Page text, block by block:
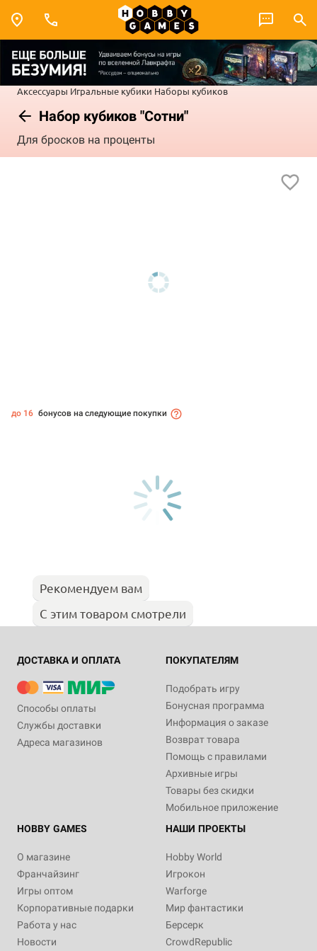
Аксессуары Игральные кубики Наборы кубиков
Набор кубиков "Сотни"
Для бросков на проценты
до 16 бонусов на следующие покупки
Рекомендуем вам
С этим товаром смотрели
ДОСТАВКА И ОПЛАТА
Способы оплаты
Службы доставки
Адреса магазинов
ПОКУПАТЕЛЯМ
Подобрать игру
Бонусная программа
Информация о заказе
Возврат товара
Помощь с правилами
Архивные игры
Товары без скидки
Мобильное приложение
HOBBY GAMES
О магазине
Франчайзинг
Игры оптом
Корпоративные подарки
Работа у нас
Новости
НАШИ ПРОЕКТЫ
Hobby World
Игрокон
Warforge
Мир фантастики
Берсерк
CrowdRepublic